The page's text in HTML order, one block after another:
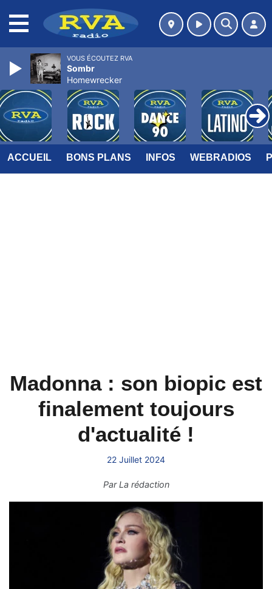
ACCUEIL BONS PLANS INFOS WEBRADIOS
Madonna : son biopic est
finalement toujours
d'actualité !
22 Juillet 2024
ParLa rédaction
VOUS ÉCOUTEZ RVA
Sombr
Homewrecker